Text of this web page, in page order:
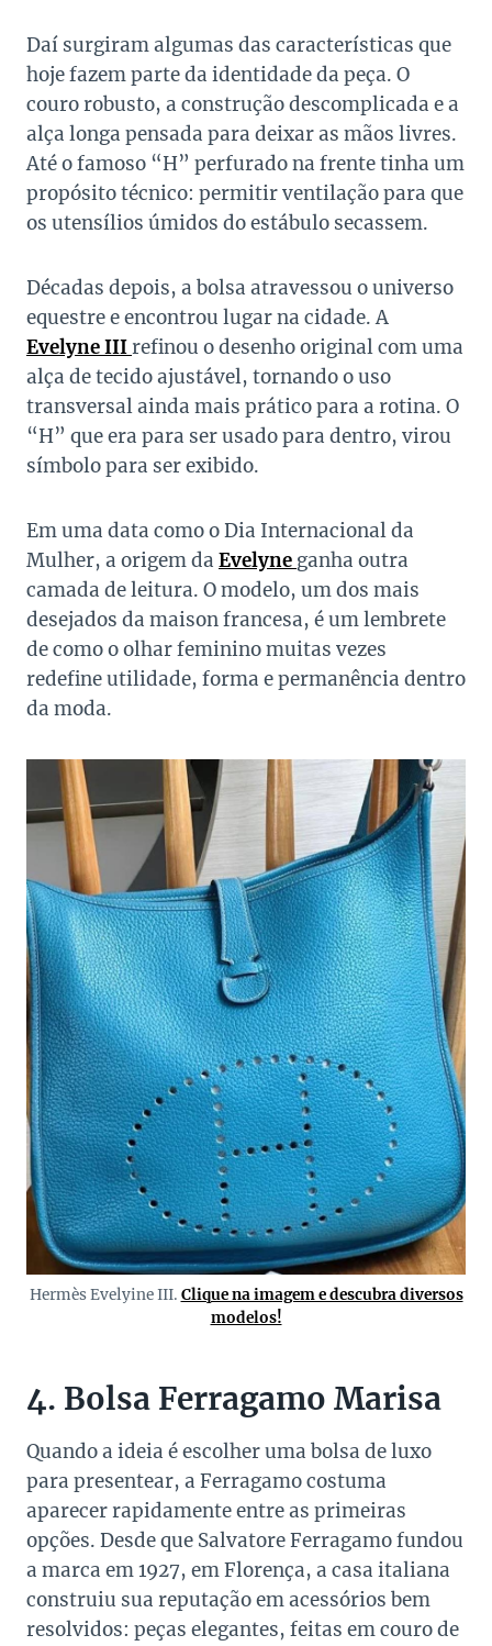
Daí surgiram algumas das características que
hoje fazem parte da identidade da peça. O
couro robusto, a construção descomplicada e a
alça longa pensada para deixar as mãos livres.
Até o famoso “H” perfurado na frente tinha um
propósito técnico: permitir ventilação para que
os utensílios úmidos do estábulo secassem.
Décadas depois, a bolsa atravessou o universo
equestre e encontrou lugar na cidade. A
Evelyne IIIrefinou o desenho original com uma
alça de tecido ajustável, tornando o uso
transversal ainda mais prático para a rotina. O
“H” que era para ser usado para dentro, virou
símbolo para ser exibido.
Em uma data como o Dia Internacional da
Mulher, a origem da Evelyne ganha outra
camada de leitura. O modelo, um dos mais
desejados da maison francesa, é um lembrete
de como o olhar feminino muitas vezes
redefine utilidade, forma e permanência dentro
da moda.
Hermès Evelyine III. Clique na imagem e descubra diversos
modelos!
4. Bolsa Ferragamo Marisa
Quando a ideia é escolher uma bolsa de luxo
para presentear, a Ferragamo costuma
aparecer rapidamente entre as primeiras
opções. Desde que Salvatore Ferragamo fundou
a marca em 1927, em Florença, a casa italiana
construiu sua reputação em acessórios bem
resolvidos: peças elegantes, feitas em couro de